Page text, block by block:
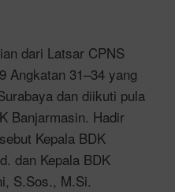
dari Latsar CPNS
Angkatan 31–34 yang
dan diikuti pula
Banjarmasin. Hadir
Kepala BDK
dan Kepala BDK
S.Sos., M.Si.